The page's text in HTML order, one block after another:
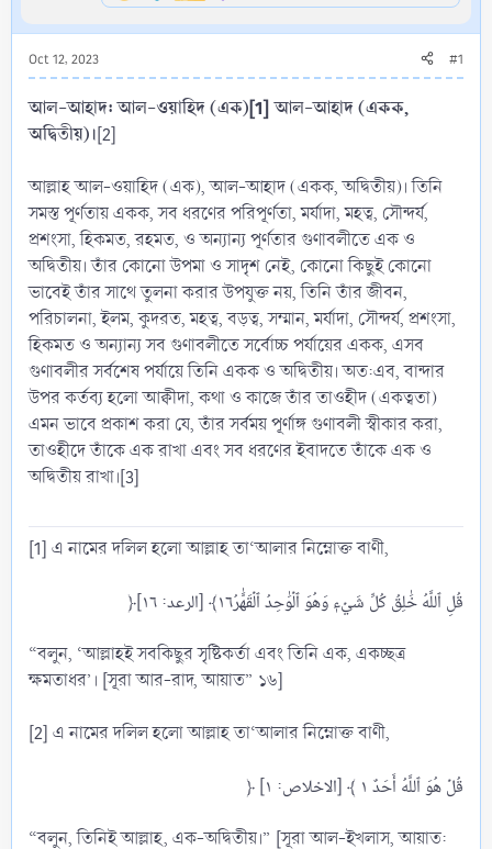
Oct 12, 2023 #1
আল-আহাদ: আল-ওয়াহিদ (এক)[1]আল-আহাদ (একক,
অদ্বিতীয়)।[2]
আল্লাহ আল-ওয়াহিদ (এক), আল-আহাদ (একক, অদ্বিতীয়)। তিনি
সমস্ত পূর্ণতায় একক, সব ধরণের পরিপূর্ণতা, মর্যাদা, মহত্ব, সৌন্দর্য,
প্রশংসা, হিকমত, রহমত, ও অন্যান্য পূর্ণতার গুণাবলীতে এক ও
অদ্বিতীয়। তাঁর কোনো উপমা ও সাদৃশ নেই, কোনো কিছুই কোনো
ভাবেই তাঁর সাথে তুলনা করার উপযুক্ত নয়, তিনি তাঁর জীবন,
পরিচালনা, ইলম, কুদরত, মহত্ব, বড়ত্ব, সম্মান, মর্যাদা, সৌন্দর্য, প্রশংসা,
হিকমত ও অন্যান্য সব গুণাবলীতে সর্বোচ্চ পর্যায়ের একক, এসব
গুণাবলীর সর্বশেষ পর্যায়ে তিনি একক ও অদ্বিতীয়। অত:এব, বান্দার
উপর কর্তব্য হলো আক্বীদা, কথা ও কাজে তাঁর তাওহীদ (একত্বতা)
এমন ভাবে প্রকাশ করা যে, তাঁর সর্বময় পূর্ণাঙ্গ গুণাবলী স্বীকার করা,
তাওহীদে তাঁকে এক রাখা এবং সব ধরণের ইবাদতে তাঁকে এক ও
অদ্বিতীয় রাখা।[3]
[1] এ নামের দলিল হলো আল্লাহ তা‘আলার নিম্নোক্ত বাণী,
“বলুন, ‘আল্লাহই সবকিছুর সৃষ্টিকর্তা এবং তিনি এক, একচ্ছত্র
ক্ষমতাধর’। [সূরা আর-রাদ, আয়াত” ১৬]
[2] এ নামের দলিল হলো আল্লাহ তা‘আলার নিম্নোক্ত বাণী,
“বলুন, তিনিই আল্লাহ, এক-অদ্বিতীয়।” [সূরা আল-ইখলাস, আয়াত: